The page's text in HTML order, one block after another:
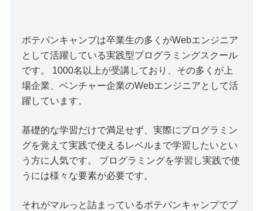
ポテパンキャンプは卒業生の多くがWebエンジニア
として活躍している実践型プログラミングスクール
です。 1000名以上が受講しており、その多くが上
場企業、ベンチャー企業のWebエンジニアとして活
躍しています。
基礎的な学習だけで満足せず、実際にプログラミン
グを覚えて実践で使えるレベルまで学習したいとい
う方に人気です。 プログラミングを学習し実践で使
うには様々な要素が必要です。
それがマルっと詰まっているポテパンキャンプでプ